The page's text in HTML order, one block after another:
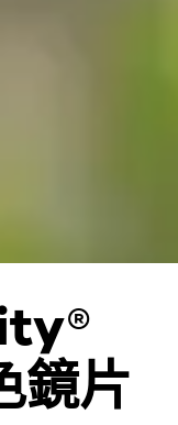
鏡片